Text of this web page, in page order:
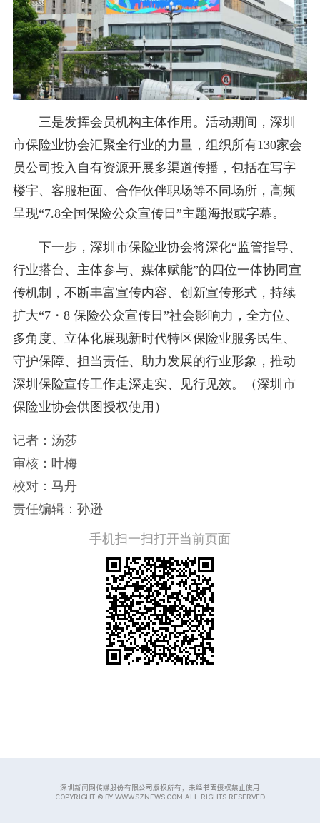
三是发挥会员机构主体作用。活动期间，深圳
市保险业协会汇聚全行业的力量，组织所有130家会
员公司投入自有资源开展多渠道传播，包括在写字
楼宇、客服柜面、合作伙伴职场等不同场所，高频
呈现“7.8全国保险公众宣传日”主题海报或字幕。
下一步，深圳市保险业协会将深化“监管指导、
行业搭台、主体参与、媒体赋能”的四位一体协同宣
传机制，不断丰富宣传内容、创新宣传形式，持续
扩大“7・8 保险公众宣传日”社会影响力，全方位、
多角度、立体化展现新时代特区保险业服务民生、
守护保障、担当责任、助力发展的行业形象，推动
深圳保险宣传工作走深走实、见行见效。（深圳市
保险业协会供图授权使用）
记者：汤莎
审核：叶梅
校对：马丹
责任编辑：孙逊
手机扫一扫打开当前页面
深圳新闻网传媒股份有限公司版权所有，未经书面授权禁止使用
COPYRIGHT © BY WWW.SZNEWS.COM ALL RIGHTS RESERVED